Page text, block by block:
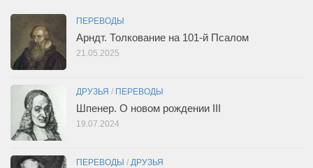
ПЕРЕВОДЫ
Арндт. Толкование на 101-й Псалом
21.05.2025
ДРУЗЬЯ / ПЕРЕВОДЫ
Шпенер. О новом рождении III
19.07.2024
ПЕРЕВОДЫ / ДРУЗЬЯ